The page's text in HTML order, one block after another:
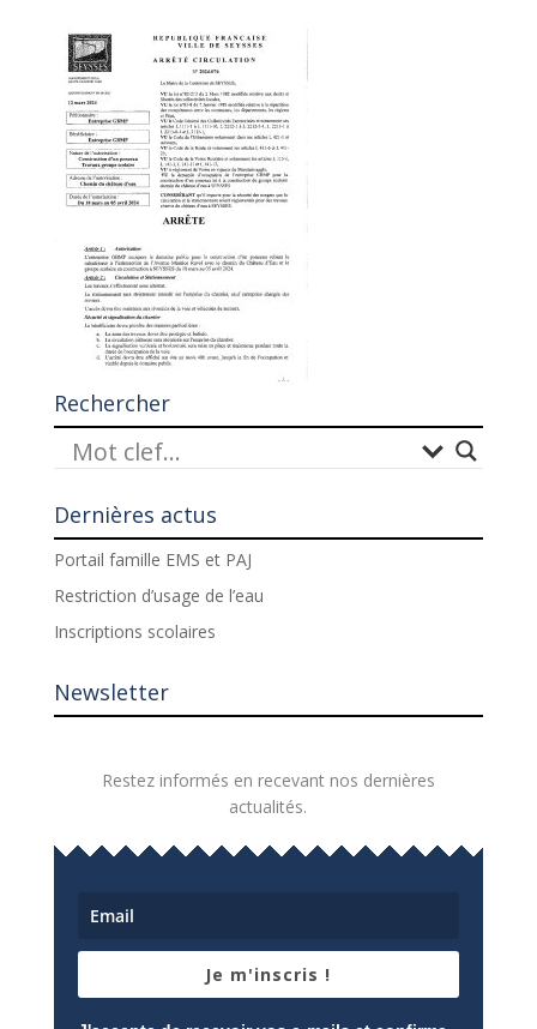
Rechercher
Dernières actus
Portail famille EMS et PAJ
Restriction d’usage de l’eau
Inscriptions scolaires
Newsletter
Restez informés en recevant nos dernières
actualités.
Je m'inscris !